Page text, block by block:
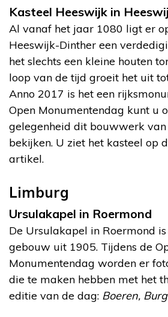
Kasteel Heeswijk in
Al vanaf het jaar 1080 ligt er
Heeswijk-Dinther een
het slechts een kleine houten
loop van de tijd groeit het uit
Anno 2017 is het een
Open Monumentendag kunt u
gelegenheid dit bouwwerk
bekijken. U ziet het kasteel op
artikel.
Limburg
Ursulakapel in Roermond
De Ursulakapel in Roermond
gebouw uit 1905. Tijdens de
Monumentendag worden er
die te maken hebben met het
editie van de dag: Boeren,